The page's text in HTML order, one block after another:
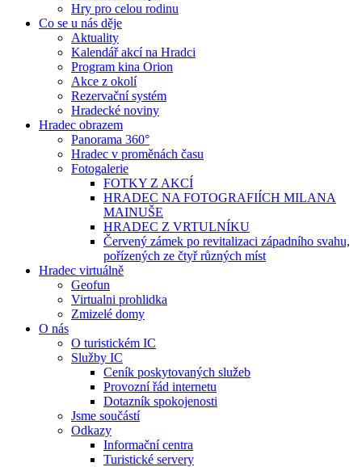
Hry pro celou rodinu
Co se u nás děje
Aktuality
Kalendář akcí na Hradci
Program kina Orion
Akce z okolí
Rezervační systém
Hradecké noviny
Hradec obrazem
Panorama 360°
Hradec v proměnách času
Fotogalerie
FOTKY Z AKCÍ
HRADEC NA FOTOGRAFIÍCH MILANA
MAINUŠE
HRADEC Z VRTULNÍKU
Červený zámek po revitalizaci západního svahu,
pořízených ze čtyř různých míst
Hradec virtuálně
Geofun
Virtualni prohlidka
Zmizelé domy
O nás
O turistickém IC
Služby IC
Ceník poskytovaných služeb
Provozní řád internetu
Dotazník spokojenosti
Jsme součástí
Odkazy
Informační centra
Turistické servery